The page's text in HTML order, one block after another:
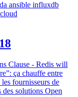
ansible influxdb
cloud
Clause - Redis will
ça chauffe entre
fournisseurs de
des solutions Open